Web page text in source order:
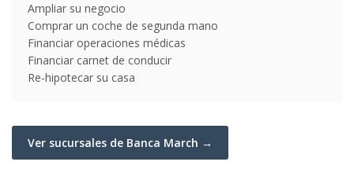
Ampliar su negocio
Comprar un coche de segunda mano
Financiar operaciones médicas
Financiar carnet de conducir
Re-hipotecar su casa
Ver sucursales de Banca March →